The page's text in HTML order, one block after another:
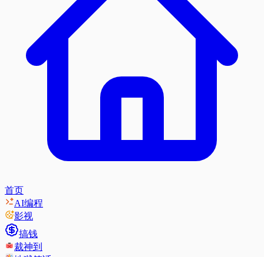
首页
AI编程
影视
搞钱
裁神到